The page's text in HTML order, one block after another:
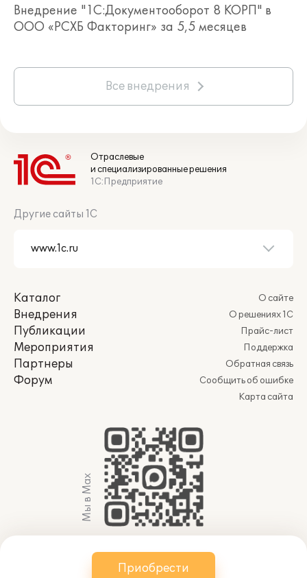
Приобрести
Внедрение "1С:Документооборот 8 КОРП" в
ООО «РСХБ Факторинг» за 5,5 месяцев
Все внедрения
Отраслевые
и специализированные решения
1С:Предприятие
Другие сайты 1С
Каталог
Внедрения
Публикации
Мероприятия
Партнеры
Форум
О сайте
О решениях 1С
Прайс-лист
Поддержка
Обратная связь
Сообщить об ошибке
Карта сайта
Мы в Max
© 2011-2026 АО «Группа 1С» (правопреемник ООО